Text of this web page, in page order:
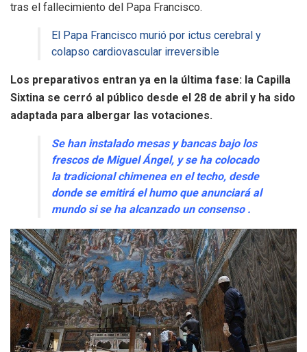
tras el fallecimiento del Papa Francisco.
El Papa Francisco murió por ictus cerebral y
colapso cardiovascular irreversible
Los preparativos entran ya en la última fase: la Capilla
Sixtina se cerró al público desde el 28 de abril y ha sido
adaptada para albergar las votaciones.
Se han instalado mesas y bancas bajo los
frescos de Miguel Ángel, y se ha colocado
la tradicional chimenea en el techo, desde
donde se emitirá el humo que anunciará al
mundo si se ha alcanzado un consenso .